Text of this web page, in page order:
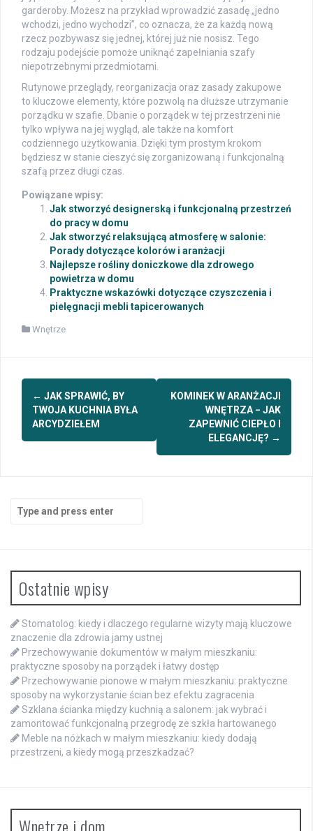
garderoby. Możesz na przykład wprowadzić zasadę „jedno
wchodzi, jedno wychodzi”, co oznacza, że za każdą nową
rzecz pozbywasz się jednej, której już nie nosisz. Tego
rodzaju podejście pomoże uniknąć zapełniania szafy
niepotrzebnymi przedmiotami.
Rutynowe przeglądy, reorganizacja oraz zasady zakupowe
to kluczowe elementy, które pozwolą na dłuższe utrzymanie
porządku w szafie. Dbanie o porządek w tej przestrzeni nie
tylko wpływa na jej wygląd, ale także na komfort
codziennego użytkowania. Dzięki tym prostym krokom
będziesz w stanie cieszyć się zorganizowaną i funkcjonalną
szafą przez długi czas.
Powiązane wpisy:
Jak stworzyć designerską i funkcjonalną przestrzeń
do pracy w domu
Jak stworzyć relaksującą atmosferę w salonie:
Porady dotyczące kolorów i aranżacji
Najlepsze rośliny doniczkowe dla zdrowego
powietrza w domu
Praktyczne wskazówki dotyczące czyszczenia i
pielęgnacji mebli tapicerowanych
Wnętrze
Post
navigation
← JAK SPRAWIĆ, BY
TWOJA KUCHNIA BYŁA
ARCYDZIEŁEM
KOMINEK W ARANŻACJI
WNĘTRZA − JAK
ZAPEWNIĆ CIEPŁO I
ELEGANCJĘ? →
Search
for:
Ostatnie wpisy
Stomatolog: kiedy i dlaczego regularne wizyty mają kluczowe
znaczenie dla zdrowia jamy ustnej
Przechowywanie dokumentów w małym mieszkaniu:
praktyczne sposoby na porządek i łatwy dostęp
Przechowywanie pionowe w małym mieszkaniu: praktyczne
sposoby na wykorzystanie ścian bez efektu zagracenia
Szklana ścianka między kuchnią a salonem: jak wybrać i
zamontować funkcjonalną przegrodę ze szkła hartowanego
Meble na nóżkach w małym mieszkaniu: kiedy dodają
przestrzeni, a kiedy mogą przeszkadzać?